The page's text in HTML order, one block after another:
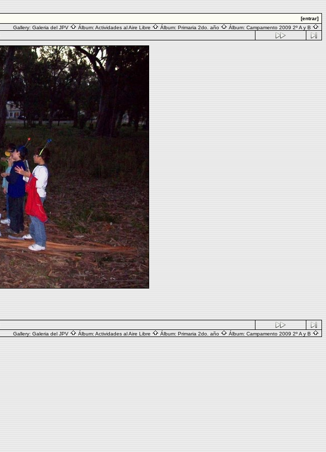
[entrar]
Gallery: Galeria del JPV Álbum: Actividades al Aire Libre Álbum: Primaria 2do. año Álbum: Campamento 2009 2º A y B
Gallery: Galeria del JPV Álbum: Actividades al Aire Libre Álbum: Primaria 2do. año Álbum: Campamento 2009 2º A y B